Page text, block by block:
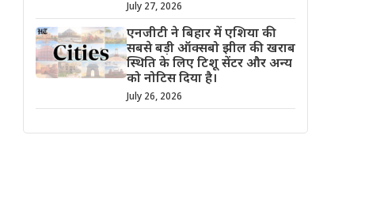
July 27, 2026
एनजीटी ने बिहार में एशिया की
सबसे बड़ी ऑक्सबो झील की खराब
स्थिति के लिए टिशू सेंटर और अन्य
को नोटिस दिया है।
July 26, 2026